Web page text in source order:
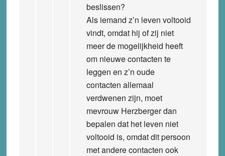
beslissen?
Als iemand z’n leven voltooid
vindt, omdat hij of zij niet
meer de mogelijkheid heeft
om nieuwe contacten te
leggen en z’n oude
contacten allemaal
verdwenen zijn, moet
mevrouw Herzberger dan
bepalen dat het leven niet
voltooid is, omdat dit persoon
met andere contacten ook